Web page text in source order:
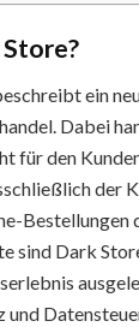
ein
Dabei
für den
der
Bestellungen
sind Dark